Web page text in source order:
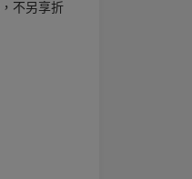
不另享折